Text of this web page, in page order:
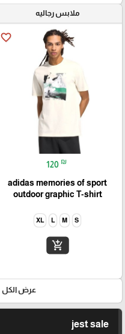
ملابس رجاليه
favorite_border
120 ₪
adidas memories of sport
outdoor graphic T-shirt
S
M
L
XL
add_shopping_cart
عرض الكل
jest sale